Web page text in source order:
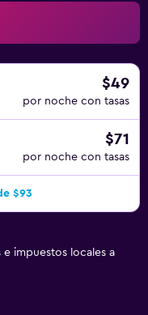
$49
por noche con tasas
$71
por noche con tasas
$93
e impuestos locales a